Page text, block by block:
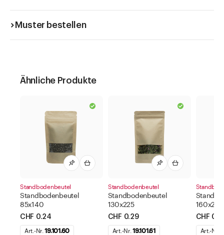
Muster bestellen
Ähnliche Produkte
Standbodenbeutel
Standbodenbeutel
85x140
CHF 0.24
Art.-Nr.19.101.60
Standbodenbeutel
Standbodenbeutel
130x225
CHF 0.29
Art.-Nr.19.101.61
160x270
CHF
Art.-Nr.